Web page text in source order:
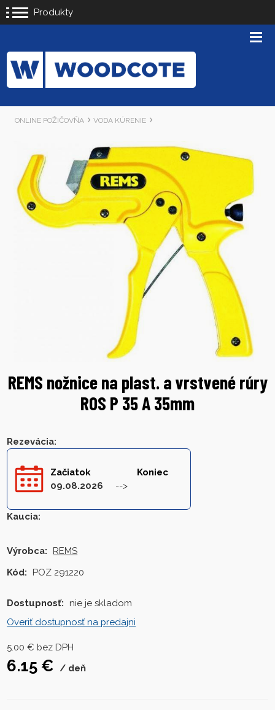
Produkty
ONLINE POŽIČOVŇA VODA KÚRENIE
REMS nožnice na plast. a vrstvené rúry
ROS P 35 A 35mm
Rezevácia:
Začiatok
09.08.2026
Koniec
Kaucia:
Výrobca:
REMS
Kód:
POZ 291220
Dostupnosť:
nie je skladom
Overiť dostupnosť na predajni
5.00 € bez DPH
6.15 € deň